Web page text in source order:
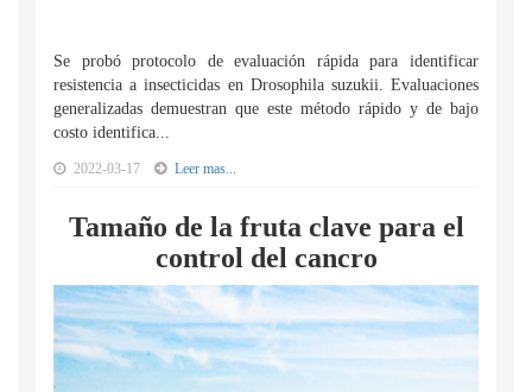
Se probó protocolo de evaluación rápida para identificar
resistencia a insecticidas en Drosophila suzukii. Evaluaciones
generalizadas demuestran que este método rápido y de bajo
costo identifica...
2022-03-17 Leer mas...
Tamaño de la fruta clave para el
control del cancro